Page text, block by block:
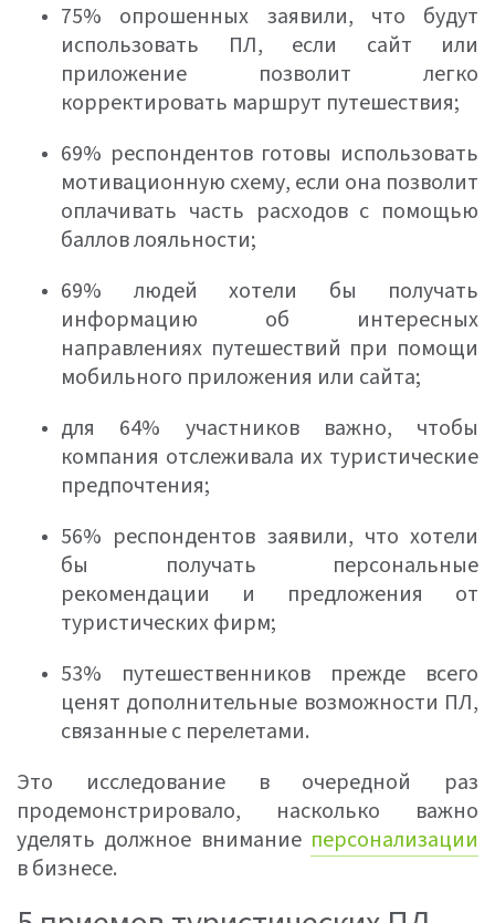
75% опрошенных заявили, что будут
использовать ПЛ, если сайт или
приложение позволит легко
корректировать маршрут путешествия;
69% респондентов готовы использовать
мотивационную схему, если она позволит
оплачивать часть расходов с помощью
баллов лояльности;
69% людей хотели бы получать
информацию об интересных
направлениях путешествий при помощи
мобильного приложения или сайта;
для 64% участников важно, чтобы
компания отслеживала их туристические
предпочтения;
56% респондентов заявили, что хотели
бы получать персональные
рекомендации и предложения от
туристических фирм;
53% путешественников прежде всего
ценят дополнительные возможности ПЛ,
связанные с перелетами.
Это исследование в очередной раз
продемонстрировало, насколько важно
уделять должное внимание персонализации
в бизнесе.